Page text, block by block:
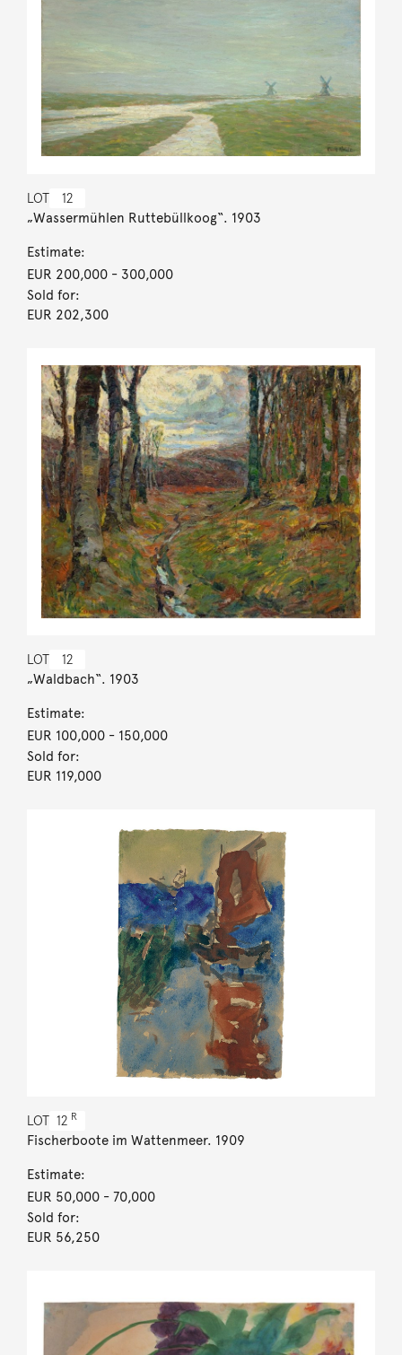
LOT 12
„Wassermühlen Ruttebüllkoog“. 1903
Estimate:
EUR 200,000- 300,000
Sold for:
EUR 202,300
LOT 12
„Waldbach“. 1903
Estimate:
EUR 100,000- 150,000
Sold for:
EUR 119,000
LOT 12 R
Fischerboote im Wattenmeer. 1909
Estimate:
EUR 50,000- 70,000
Sold for:
EUR 56,250